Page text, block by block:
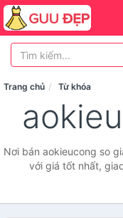
Trang chủ Từ khóa
Nơi bán aokieucong so
với giá tốt nhất,